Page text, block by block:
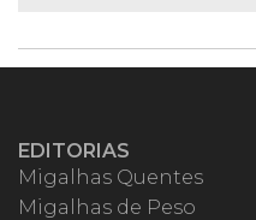
EDITORIAS
Migalhas Quentes
Migalhas de Peso